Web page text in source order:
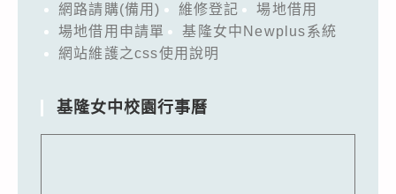
網路請購(備用)
維修登記
場地借用
場地借用申請單
基隆女中Newplus系統
網站維護之css使用說明
基隆女中校園行事曆